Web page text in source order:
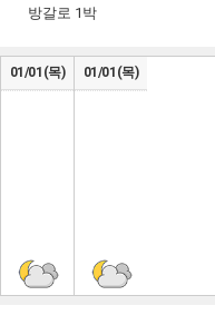
방갈로 1박
01/01(목) 01/01(목)